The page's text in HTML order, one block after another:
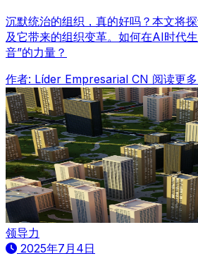
沉默统治的组织，真的好吗？本文将
及它带来的组织变革。如何在AI时代
音”的力量？
作者: Líder Empresarial CN 阅读更
领导力
2025年7月4日